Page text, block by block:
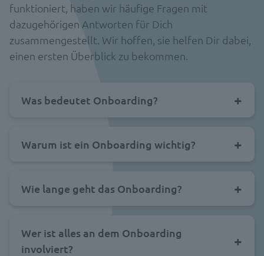
funktioniert, haben wir häufige Fragen mit
dazugehörigen Antworten für Dich
zusammengestellt. Wir hoffen, sie helfen Dir dabei,
einen ersten Überblick zu bekommen.
Was bedeutet Onboarding?
Warum ist ein Onboarding wichtig?
Wie lange geht das Onboarding?
Wer ist alles an dem Onboarding
involviert?